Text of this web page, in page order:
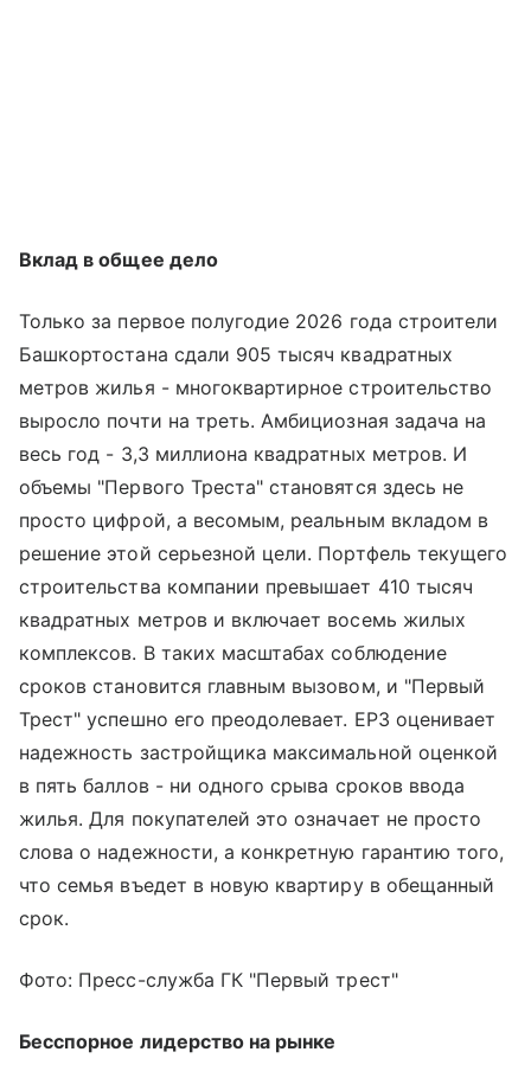
Вклад в общее дело
Только за первое полугодие 2026 года строители
Башкортостана сдали 905 тысяч квадратных
метров жилья - многоквартирное строительство
выросло почти на треть. Амбициозная задача на
весь год - 3,3 миллиона квадратных метров. И
объемы "Первого Треста" становятся здесь не
просто цифрой, а весомым, реальным вкладом в
решение этой серьезной цели. Портфель текущего
строительства компании превышает 410 тысяч
квадратных метров и включает восемь жилых
комплексов. В таких масштабах соблюдение
сроков становится главным вызовом, и "Первый
Трест" успешно его преодолевает. ЕРЗ оценивает
надежность застройщика максимальной оценкой
в пять баллов - ни одного срыва сроков ввода
жилья. Для покупателей это означает не просто
слова о надежности, а конкретную гарантию того,
что семья въедет в новую квартиру в обещанный
срок.
Фото: Пресс-служба ГК "Первый трест"
Бесспорное лидерство на рынке